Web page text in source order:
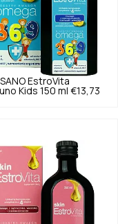
EstroVita
Kids 150 ml €13,73